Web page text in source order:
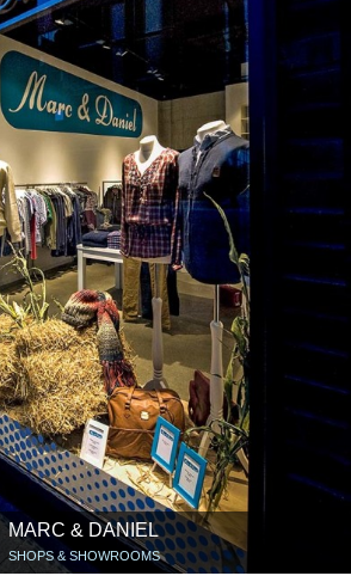
MARC & DANIEL
SHOPS & SHOWROOMS